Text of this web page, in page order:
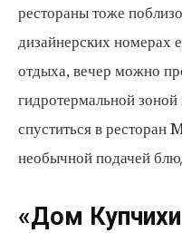
рестораны тоже
дизайнерских номерах
отдыха, вечер можно
гидротермальной
спуститься в ресторан
необычной подачей
«Дом